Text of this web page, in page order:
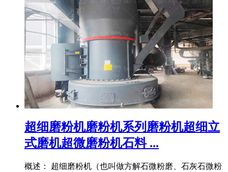
超细磨粉机磨粉机系列磨粉机超细立
式磨机超微磨粉机石料 ...
概述： 超细磨粉机（也叫做方解石微粉磨、石灰石微粉